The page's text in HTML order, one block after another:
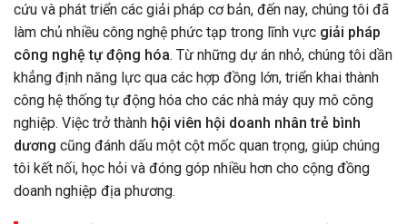
cứu và phát triển các giải pháp cơ bản, đến nay, chúng tôi đã
làm chủ nhiều công nghệ phức tạp trong lĩnh vực giải pháp
công nghệ tự động hóa. Từ những dự án nhỏ, chúng tôi dần
khẳng định năng lực qua các hợp đồng lớn, triển khai thành
công hệ thống tự động hóa cho các nhà máy quy mô công
nghiệp. Việc trở thành hội viên hội doanh nhân trẻ bình
dương cũng đánh dấu một cột mốc quan trọng, giúp chúng
tôi kết nối, học hỏi và đóng góp nhiều hơn cho cộng đồng
doanh nghiệp địa phương.